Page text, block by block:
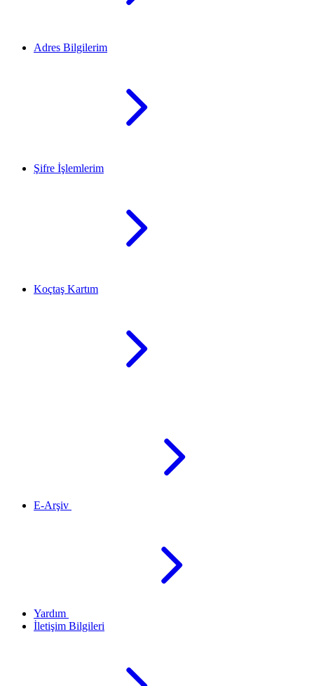
Adres Bilgilerim
Şifre İşlemlerim
Koçtaş Kartım
E-Arşiv
Yardım
İletişim Bilgileri